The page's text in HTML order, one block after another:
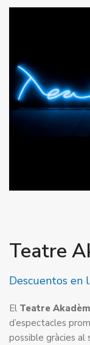
Teatre
Descuentos en
El Teatre
d’espectacles
possible gràcies al